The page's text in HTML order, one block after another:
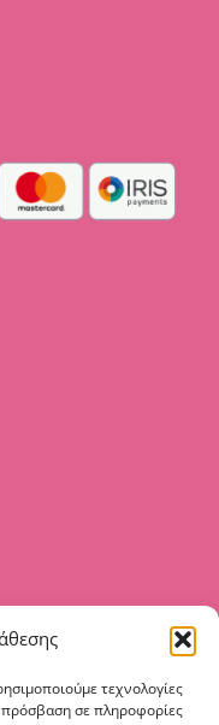
τεχνολογίες
σε πληροφορίες